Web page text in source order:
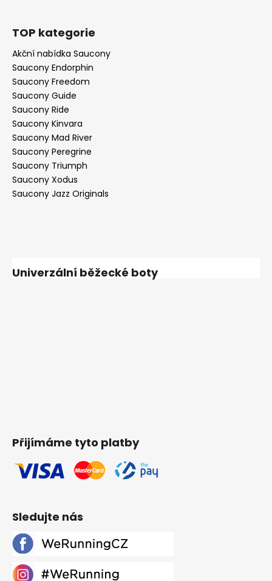
TOP kategorie
Akční nabídka Saucony
Saucony Endorphin
Saucony Freedom
Saucony Guide
Saucony Ride
Saucony Kinvara
Saucony Mad River
Saucony Peregrine
Saucony Triumph
Saucony Xodus
Saucony Jazz Originals
Univerzální běžecké boty
Přijímáme tyto platby
Sledujte nás